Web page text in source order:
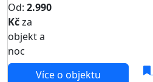
Od: 2.990
Kčza
objekt a
noc
Více o objektu